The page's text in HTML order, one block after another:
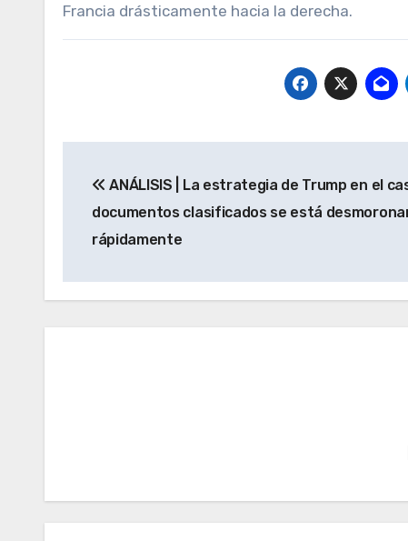
Francia drásticamente hacia la derecha.
de
entradas
ANÁLISIS | La estrategia de Trump en el
documentos clasificados se está
rápidamente